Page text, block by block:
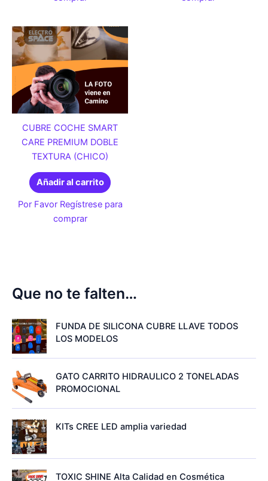
CUBRE COCHE SMART
CARE PREMIUM DOBLE
TEXTURA (CHICO)
Añadir al carrito
Por Favor Regístrese para
comprar
Que no te falten…
FUNDA DE SILICONA CUBRE LLAVE TODOS
LOS MODELOS
GATO CARRITO HIDRAULICO 2 TONELADAS
PROMOCIONAL
KITs CREE LED amplia variedad
TOXIC SHINE Alta Calidad en Cosmética